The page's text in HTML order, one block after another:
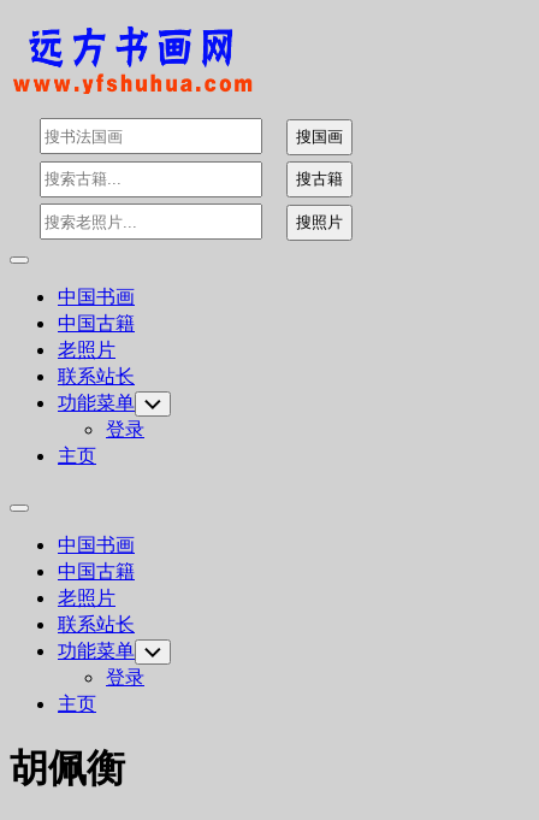
Skip
content
Expand
中国书画
中国古籍
老照片
联系站长
功能菜单 Toggle
Child
Menu
登录
主页
Expand
中国书画
中国古籍
老照片
联系站长
功能菜单 Toggle
Child
Menu
登录
主页
胡佩衡